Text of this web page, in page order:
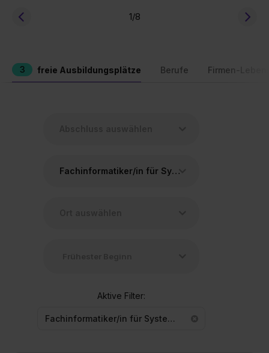
1/8
3 freie Ausbildungsplätze Berufe Firmen-
Fachinformatiker/in für Systemintegration
Aktive Filter:
Fachinformatiker/in für Systemintegration